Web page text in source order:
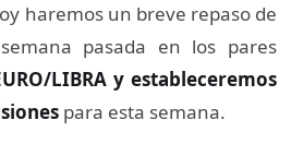
haremos un breve repaso de
pasada en los pares
LIBRA y estableceremos
para esta semana.